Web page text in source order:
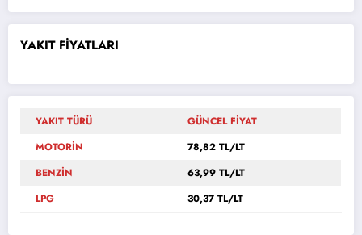
YAKIT FİYATLARI
YAKIT TÜRÜ
GÜNCEL FİYAT
MOTORİN
78,82 TL/LT
BENZİN
63,99 TL/LT
LPG
30,37 TL/LT